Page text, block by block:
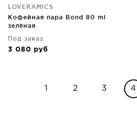
LOVERAMICS
Кофейная пара Bond 80 ml
зелёная
Под заказ
3 080 руб
2 3 4